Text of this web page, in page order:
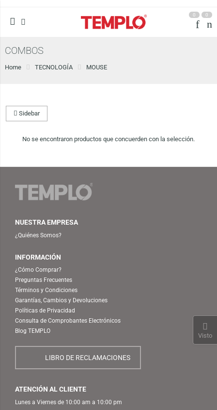
0 0
COMBOS
Home TECNOLOGÍA MOUSE
Sidebar
No se encontraron productos que concuerden con la selección.
NUESTRA EMPRESA
¿Quiénes Somos?
INFORMACIÓN
¿Cómo Comprar?
Preguntas Frecuentes
Términos y Condiciones
Garantías, Cambios y Devoluciones
Políticas de Privacidad
Consulta de Comprobantes Electrónicos
Blog TEMPLO
LIBRO DE RECLAMACIONES
ATENCIÓN AL CLIENTE
Lunes a Viernes de 10:00 am a 10:00 pm
Visto